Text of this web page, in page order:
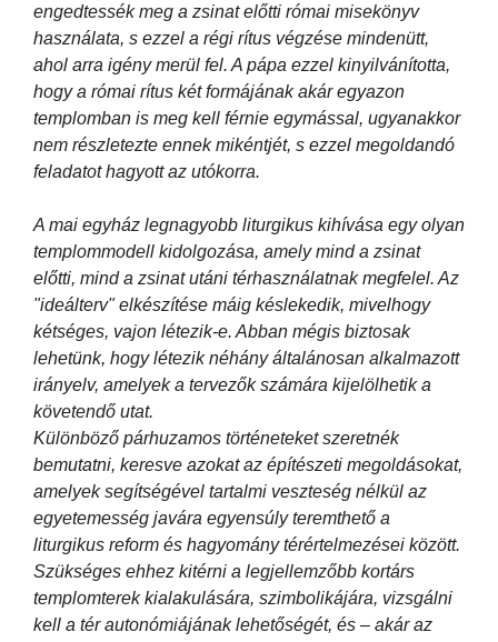
engedtessék meg a zsinat előtti római misekönyv
használata, s ezzel a régi rítus végzése mindenütt,
ahol arra igény merül fel. A pápa ezzel kinyilvánította,
hogy a római rítus két formájának akár egyazon
templomban is meg kell férnie egymással, ugyanakkor
nem részletezte ennek mikéntjét, s ezzel megoldandó
feladatot hagyott az utókorra.
A mai egyház legnagyobb liturgikus kihívása egy olyan
templommodell kidolgozása, amely mind a zsinat
előtti, mind a zsinat utáni térhasználatnak megfelel. Az
"ideálterv" elkészítése máig késlekedik, mivelhogy
kétséges, vajon létezik-e. Abban mégis biztosak
lehetünk, hogy létezik néhány általánosan alkalmazott
irányelv, amelyek a tervezők számára kijelölhetik a
követendő utat.
Különböző párhuzamos történeteket szeretnék
bemutatni, keresve azokat az építészeti megoldásokat,
amelyek segítségével tartalmi veszteség nélkül az
egyetemesség javára egyensúly teremthető a
liturgikus reform és hagyomány térértelmezései között.
Szükséges ehhez kitérni a legjellemzőbb kortárs
templomterek kialakulására, szimbolikájára, vizsgálni
kell a tér autonómiájának lehetőségét, és – akár az